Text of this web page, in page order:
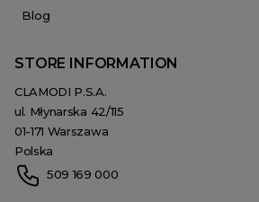
Blog
STORE INFORMATION
CLAMODI P.S.A.
ul. Młynarska 42/115
01-171 Warszawa
Polska
509 169 000